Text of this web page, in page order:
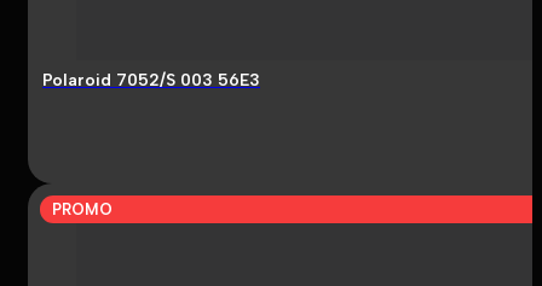
Polaroid 7052/S 003 56E3
PROMO